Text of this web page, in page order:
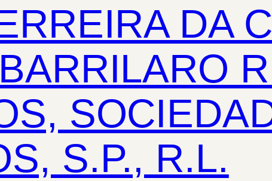
DA
S.P., R.L.